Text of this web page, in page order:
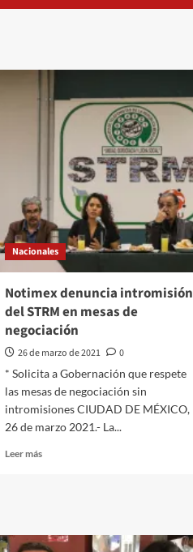
Nacionales
Notimex denuncia intromisión
del STRM en mesas de
negociación
26 de marzo de 2021
0
* Solicita a Gobernación que respete
las mesas de negociación sin
intromisiones CIUDAD DE MÉXICO,
26 de marzo 2021.- La...
Leer másLeer
del